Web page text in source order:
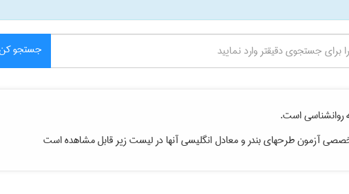
جستجو
روانشناسیاست.
آزمون طرحهای بندرو معادل انگلیسی آنها در لیست زیر قابل مشاهده است